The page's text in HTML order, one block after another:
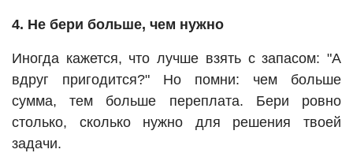
4. Не бери больше, чем нужно
Иногда кажется, что лучше взять с запасом: "А
вдруг пригодится?" Но помни: чем больше
сумма, тем больше переплата. Бери ровно
столько, сколько нужно для решения твоей
задачи.